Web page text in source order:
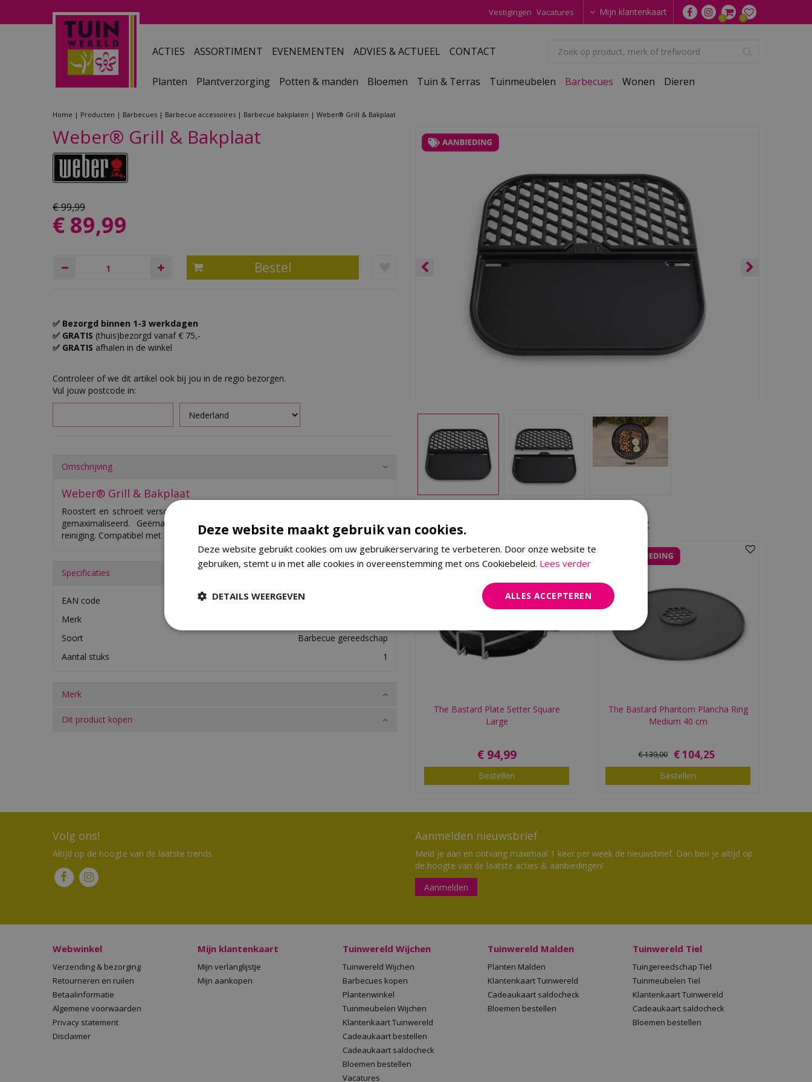
Home Producten Barbecues Barbecue accessoires Barbecue bakplaten Weber® Grill & Bakplaat
Vestigingen Vacatures Mijn klantenkaart
ACTIES ASSORTIMENT EVENEMENTEN ADVIES & ACTUEEL CONTACT
Planten Plantverzorging Potten & manden Bloemen Tuin & Terras Tuinmeubelen Barbecues Wonen Dieren
Weber® Grill & Bakplaat
€99,99
€ 89,99
✅ Bezorgd binnen 1-3 werkdagen
✅ GRATIS (thuis)bezorgd vanaf € 75,-
✅ GRATIS afhalen in de winkel
Controleer of we dit artikel ook bij jou in de regio bezorgen.
Vul jouw postcode in:
Omschrijving
Weber® Grill & Bakplaat
Roostert en schroeit verschillend voedsel tegelijkertijd, waardoor de ruimte wordt
gemaximaliseerd. Geëmailleerd gietijzer met porselein voor een eenvoudige
reiniging. Compatibel met de roosters van het Gourmet BBQ-systeem.
Specificaties
EAN code
Merk
Soort
Barbecue gereedschap
Aantal stuks
1
Merk
Dit product kopen
Kijk ook eens naar:
The Bastard Plate Setter Square
Large
€ 94,99
Bestellen
The Bastard Phantom Plancha Ring
Medium 40 cm
€139,00 €104,25
Bestellen
Volg ons!
Altijd op de hoogte van de laatste trends
Aanmelden nieuwsbrief
Meld je aan en ontvang maximaal 1 keer per week de nieuwsbrief. Dan ben je altijd op
de hoogte van de laatste acties & aanbiedingen!
Aanmelden
Webwinkel
Verzending & bezorging
Retourneren en ruilen
Betaalinformatie
Algemene voorwaarden
Privacy statement
Disclaimer
Mijn klantenkaart
Mijn verlanglijstje
Mijn aankopen
Tuinwereld Wijchen
Tuinwereld Wijchen
Barbecues kopen
Plantenwinkel
Tuinmeubelen Wijchen
Klantenkaart Tuinwereld
Cadeaukaart bestellen
Cadeaukaart saldocheck
Bloemen bestellen
Vacatures
Tuinwereld Malden
Planten Malden
Klantenkaart Tuinwereld
Cadeaukaart saldocheck
Bloemen bestellen
Tuinwereld Tiel
Tuingereedschap Tiel
Tuinmeubelen Tiel
Klantenkaart Tuinwereld
Cadeaukaart saldocheck
Bloemen bestellen
Deze website maakt gebruik van cookies.
Deze website gebruikt cookies om uw gebruikerservaring te verbeteren. Door onze website te
gebruiken, stemt u in met alle cookies in overeenstemming met ons Cookiebeleid. Lees verder
ALLES ACCEPTEREN
DETAILS WEERGEVEN